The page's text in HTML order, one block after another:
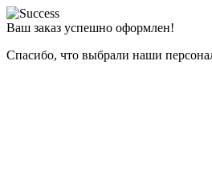
Ваш заказ успешно оформлен!
Спасибо, что выбрали наши